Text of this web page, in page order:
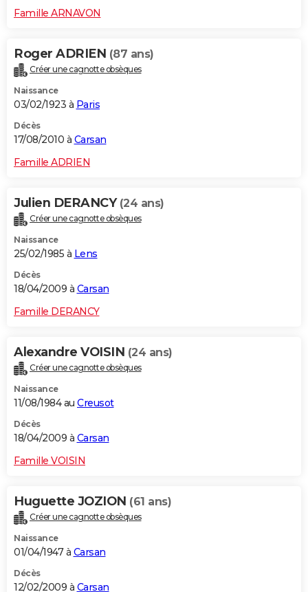
Famille ARNAVON
Roger ADRIEN (87 ans)
Créer une cagnotte obsèques
Naissance
03/02/1923 à Paris
Décès
17/08/2010 à Carsan
Famille ADRIEN
Julien DERANCY (24 ans)
Créer une cagnotte obsèques
Naissance
25/02/1985 à Lens
Décès
18/04/2009 à Carsan
Famille DERANCY
Alexandre VOISIN (24 ans)
Créer une cagnotte obsèques
Naissance
11/08/1984 au Creusot
Décès
18/04/2009 à Carsan
Famille VOISIN
Huguette JOZION (61 ans)
Créer une cagnotte obsèques
Naissance
01/04/1947 à Carsan
Décès
12/02/2009 à Carsan